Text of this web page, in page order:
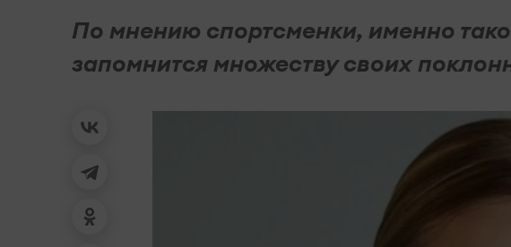
По мнению спортсменки, именно
запомнится множеству своих